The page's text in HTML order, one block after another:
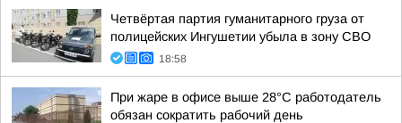
Четвёртая партия гуманитарного груза от
полицейских Ингушетии убыла в зону СВО
18:58
При жаре в офисе выше 28°C работодатель
обязан сократить рабочий день